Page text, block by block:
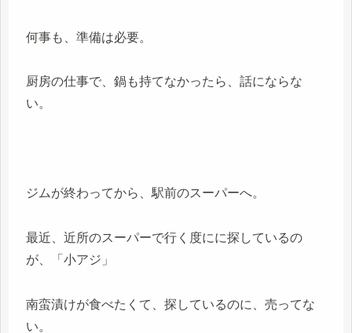
何事も、準備は必要。
厨房の仕事で、鍋も持てなかったら、話にならな
い。
ジムが終わってから、駅前のスーパーへ。
最近、近所のスーパーで行く度にに探しているの
が、「小アジ」
南蛮漬けが食べたくて、探しているのに、売ってな
い。